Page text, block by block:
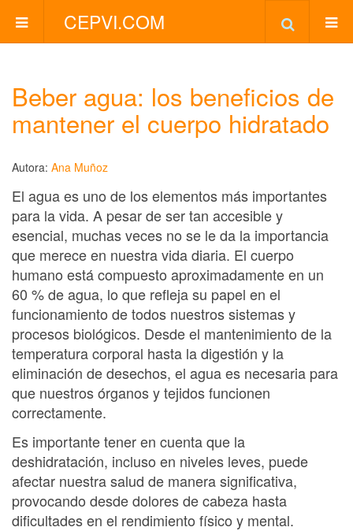
CEPVI.COM
Beber agua: los beneficios de
mantener el cuerpo hidratado
Autora: Ana Muñoz
El agua es uno de los elementos más importantes
para la vida. A pesar de ser tan accesible y
esencial, muchas veces no se le da la importancia
que merece en nuestra vida diaria. El cuerpo
humano está compuesto aproximadamente en un
60 % de agua, lo que refleja su papel en el
funcionamiento de todos nuestros sistemas y
procesos biológicos. Desde el mantenimiento de la
temperatura corporal hasta la digestión y la
eliminación de desechos, el agua es necesaria para
que nuestros órganos y tejidos funcionen
correctamente.
Es importante tener en cuenta que la
deshidratación, incluso en niveles leves, puede
afectar nuestra salud de manera significativa,
provocando desde dolores de cabeza hasta
dificultades en el rendimiento físico y mental.